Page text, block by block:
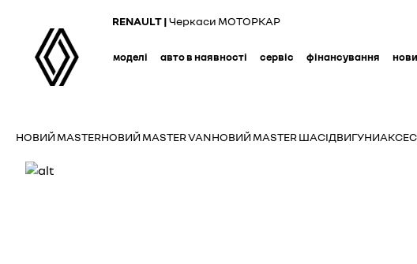
content
RENAULT |Черкаси МОТОРКАР
моделі авто в наявності сервіс фінансування
НОВИЙ MASTERНОВИЙ MASTER VANНОВИЙ MASTER ШАСІДВИГУНИ